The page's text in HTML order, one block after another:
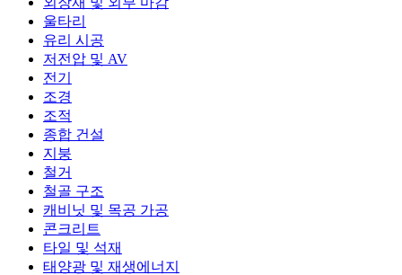
울타리
유리 시공
저전압 및 AV
전기
조경
조적
종합 건설
지붕
철거
철골 구조
캐비닛 및 목공 가공
콘크리트
타일 및 석재
태양광 및 재생에너지